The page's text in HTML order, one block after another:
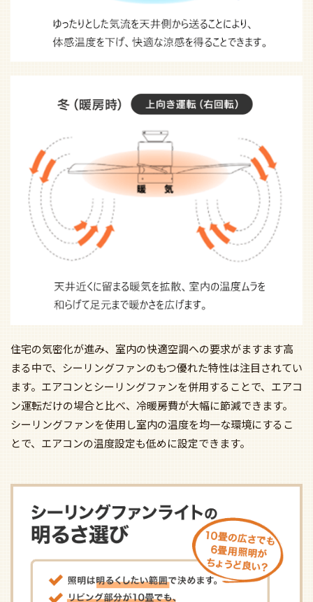
住宅の気密化が進み、室内の快適空調への要求がますます高
まる中で、シーリングファンのもつ優れた特性は注目されてい
ます。エアコンとシーリングファンを併用することで、エアコ
ン運転だけの場合と比べ、冷暖房費が大幅に節減できます。
シーリングファンを使用し室内の温度を均一な環境にするこ
とで、エアコンの温度設定も低めに設定できます。